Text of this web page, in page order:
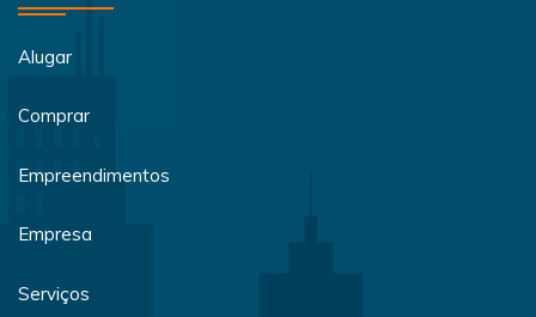
Alugar
Comprar
Empreendimentos
Empresa
Serviços